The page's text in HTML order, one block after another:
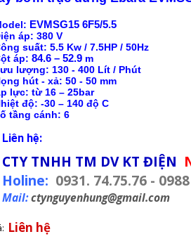
EVMSG15 6F5/5.5
áp: 380 V
suất: 5.5 Kw / 7.5HP / 50Hz
áp:84.6 – 52.9 m
lượng: 130 - 400 Lít / Phút
hút - xả: 50 - 50 mm
lực: từ 16 – 25bar
độ: -30 – 140 độ C
tầng cánh: 6
Liên hệ:
CTY TNHH TM DV KT ĐIỆN
Holine: 0931. 74.75.76 -
Mail:ctynguyenhung@gmail.com
Liên hệ